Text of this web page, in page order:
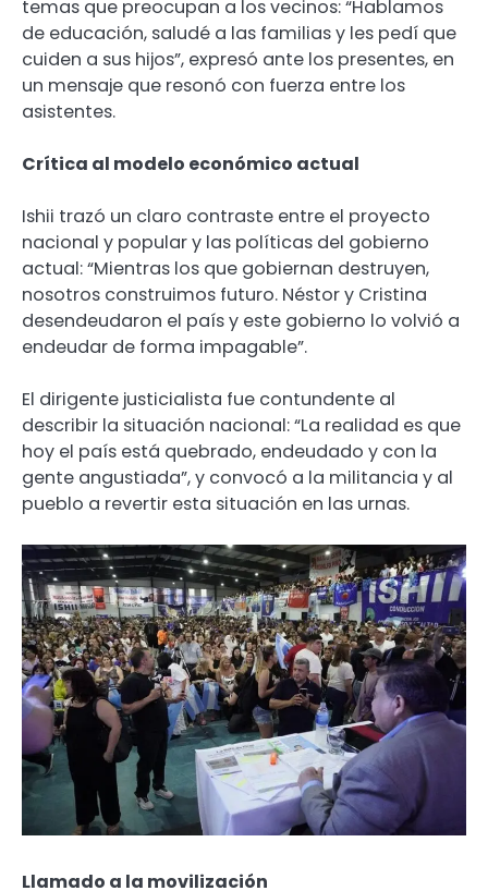
temas que preocupan a los vecinos: “Hablamos
de educación, saludé a las familias y les pedí que
cuiden a sus hijos”, expresó ante los presentes, en
un mensaje que resonó con fuerza entre los
asistentes.
Crítica al modelo económico actual
Ishii trazó un claro contraste entre el proyecto
nacional y popular y las políticas del gobierno
actual: “Mientras los que gobiernan destruyen,
nosotros construimos futuro. Néstor y Cristina
desendeudaron el país y este gobierno lo volvió a
endeudar de forma impagable”.
El dirigente justicialista fue contundente al
describir la situación nacional: “La realidad es que
hoy el país está quebrado, endeudado y con la
gente angustiada”, y convocó a la militancia y al
pueblo a revertir esta situación en las urnas.
Llamado a la movilización